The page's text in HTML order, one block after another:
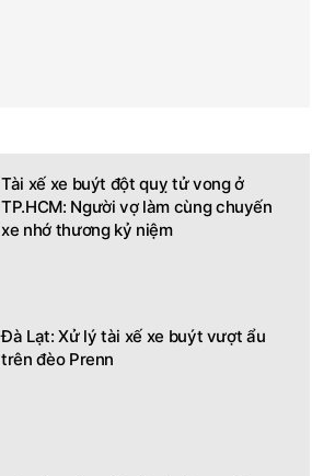
Tài xế xe buýt đột quỵ tử vong ở
TP.HCM: Người vợ làm cùng chuyến
xe nhớ thương kỷ niệm
Đà Lạt: Xử lý tài xế xe buýt vượt ẩu
trên đèo Prenn